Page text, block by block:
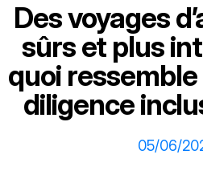
Des voyages
sûrs et plus
quoi
diligence
05/06/